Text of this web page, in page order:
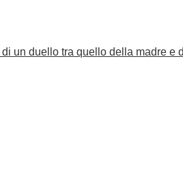
un duello tra quello della madre e